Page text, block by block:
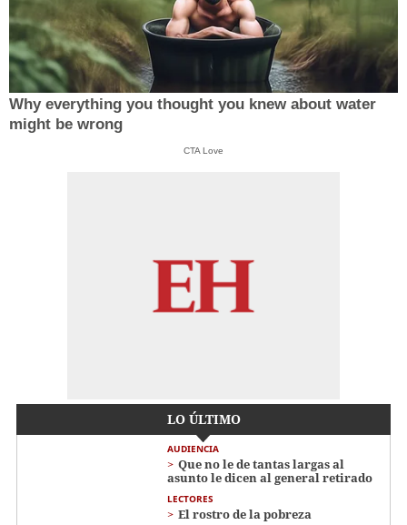
Why everything you thought you knew about water
might be wrong
CTA Love
LO ÚLTIMO
AUDIENCIA
Que no le de tantas largas al
asunto le dicen al general retirado
LECTORES
El rostro de la pobreza